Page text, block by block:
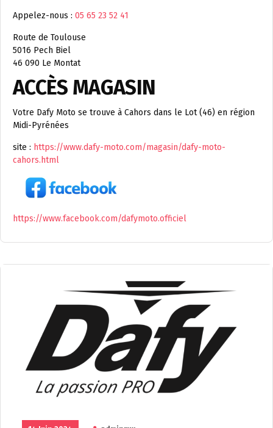
Appelez-nous : 05 65 23 52 41
Route de Toulouse
5016 Pech Biel
46 090 Le Montat
ACCÈS MAGASIN
Votre Dafy Moto se trouve à Cahors dans le Lot (46) en région
Midi-Pyrénées
site : https://www.dafy-moto.com/magasin/dafy-moto-
cahors.html
https://www.facebook.com/dafymoto.officiel